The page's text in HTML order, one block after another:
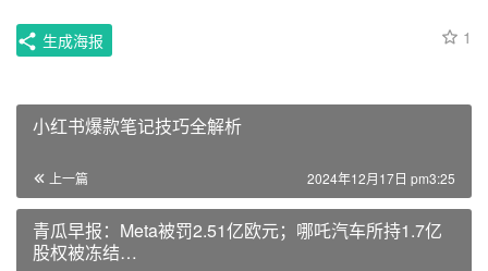
1
生成海报
小红书爆款笔记技巧全解析
上一篇 2024年12月17日 pm3:25
青瓜早报：Meta被罚2.51亿欧元；哪吒汽车所持1.7亿
股权被冻结…